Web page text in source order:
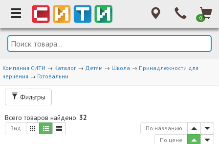
0
Компания СИТИ → Каталог → Детям → Школа → Принадлежности для
черчения → Готовальни
Фильтры
Всего товаров найдено: 32
Вид
По названию
По цене